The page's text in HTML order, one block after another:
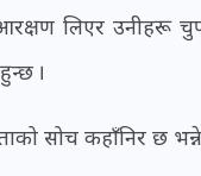
लिएर उनीहरू
।
सोच कहाँनिर छ